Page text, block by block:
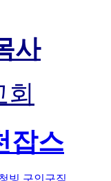
사
잡스